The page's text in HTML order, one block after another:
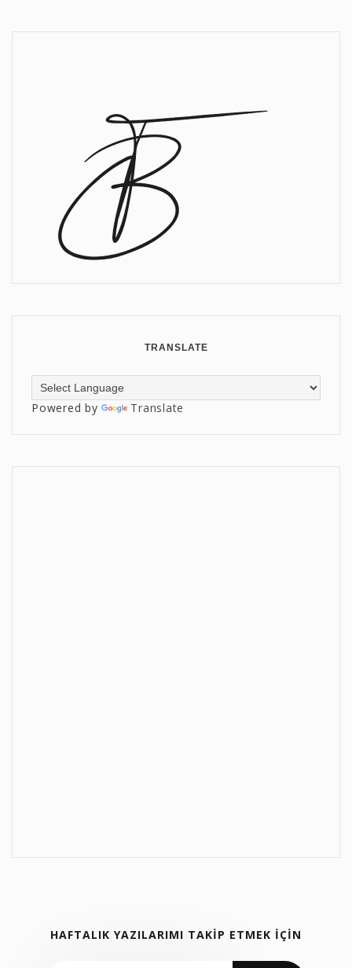
TRANSLATE
Powered by Translate
HAFTALIK YAZILARIMI TAKİP ETMEK İÇİN